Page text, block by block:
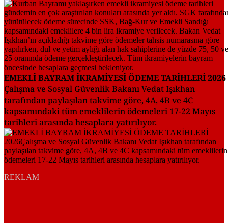
EMEKLİ BAYRAM İKRAMİYESİ ÖDEME TARİHLERİ 2026
Çalışma ve Sosyal Güvenlik Bakanı Vedat Işıkhan
tarafından paylaşılan takvime göre, 4A, 4B ve 4C
kapsamındaki tüm emeklilerin ödemeleri 17-22 Mayıs
tarihleri arasında hesaplara yatırılıyor.
REKLAM